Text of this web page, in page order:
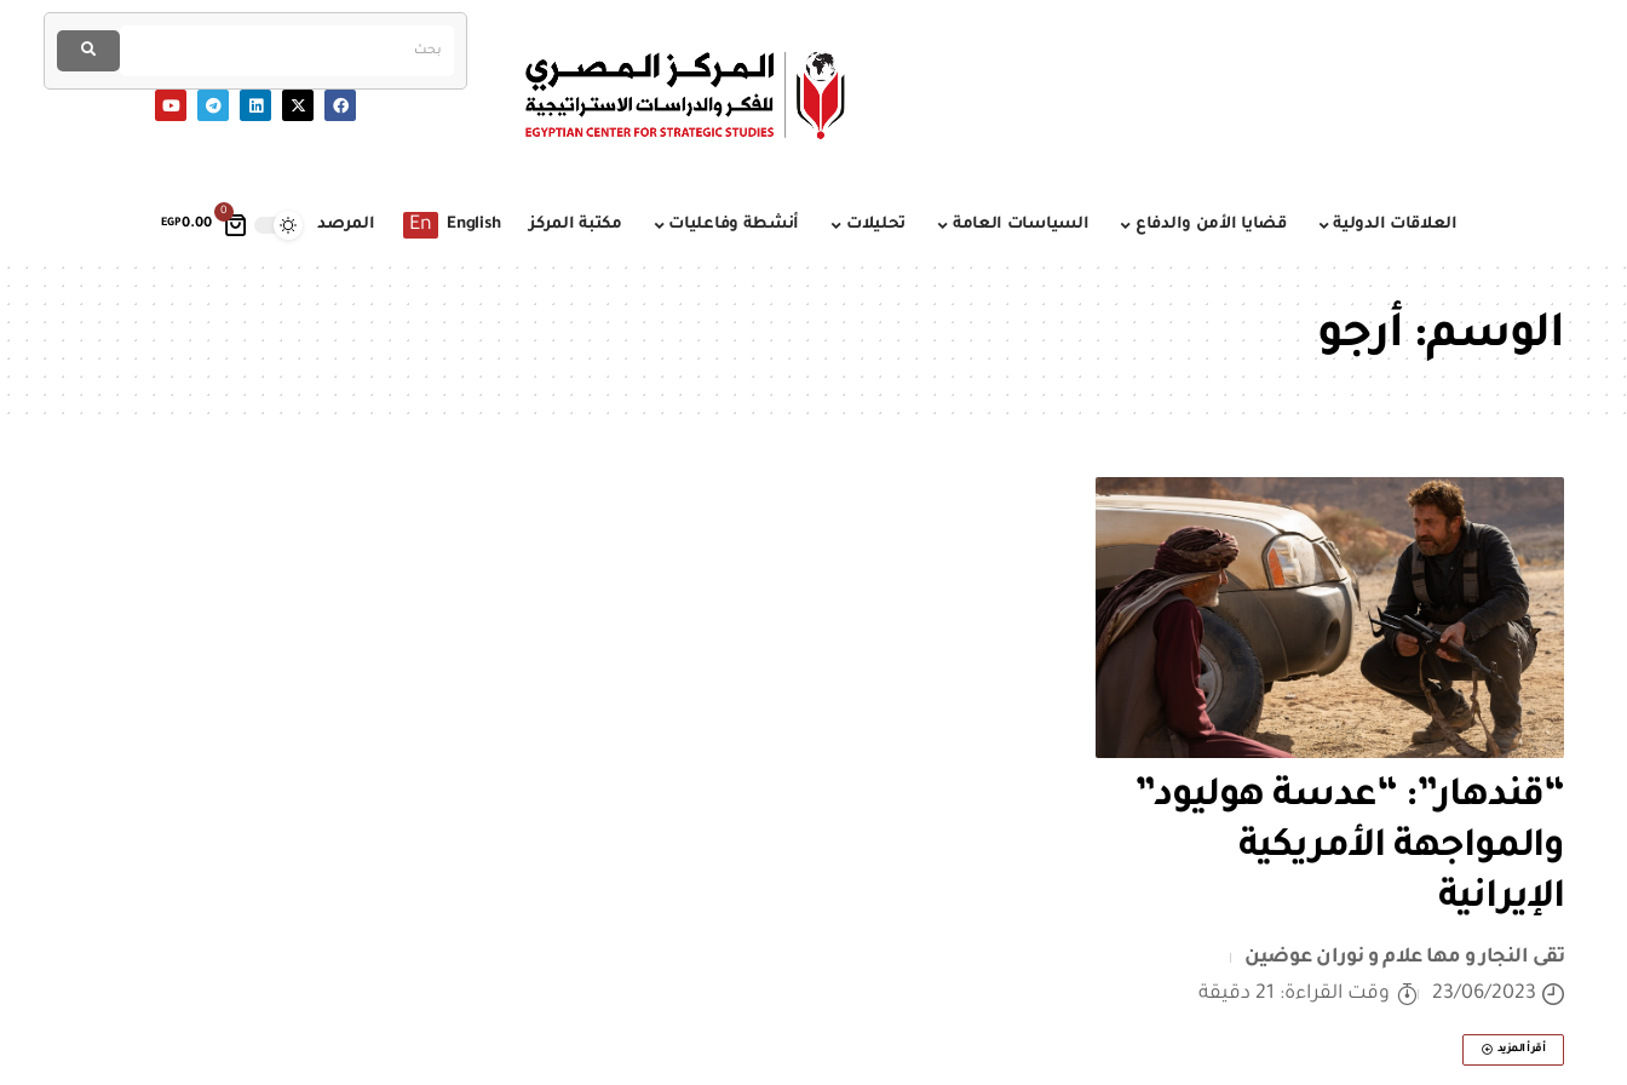
0
EGP0.00 العلاقات الدولية قضايا الأمن والدفاع السياسات العامة تحليلات أنشطة وفاعليات مكتبة المركز English
En المرصد
الوسم:أرجو
“قندهار”: “عدسة هوليود”
والمواجهة الأمريكية
الإيرانية
تقى النجار و مها علام و نوران عوضين
23/06/2023
وقت القراءة: 21 دقيقة
أقرأ المزيد